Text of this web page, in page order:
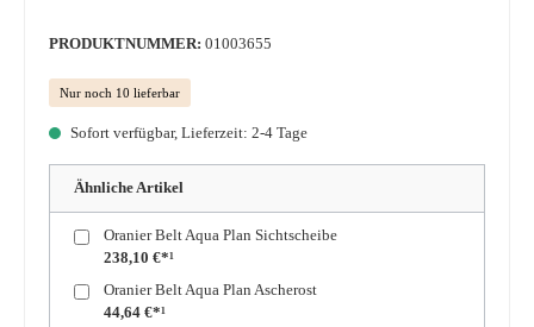
PRODUKTNUMMER: 01003655
Nur noch 10 lieferbar
Sofort verfügbar, Lieferzeit: 2-4 Tage
Ähnliche Artikel
Oranier Belt Aqua Plan Sichtscheibe
238,10 €*¹
Oranier Belt Aqua Plan Ascherost
44,64 €*¹